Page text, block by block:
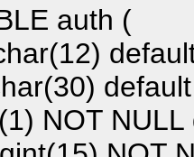
auth (
NOT NULL